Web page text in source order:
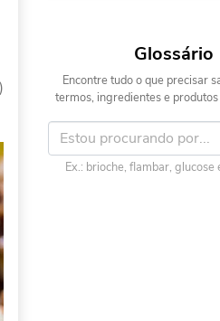
Glossário
Encontre tudo o que precisar
termos, ingredientes e
Ex.: brioche, flambar, glucose